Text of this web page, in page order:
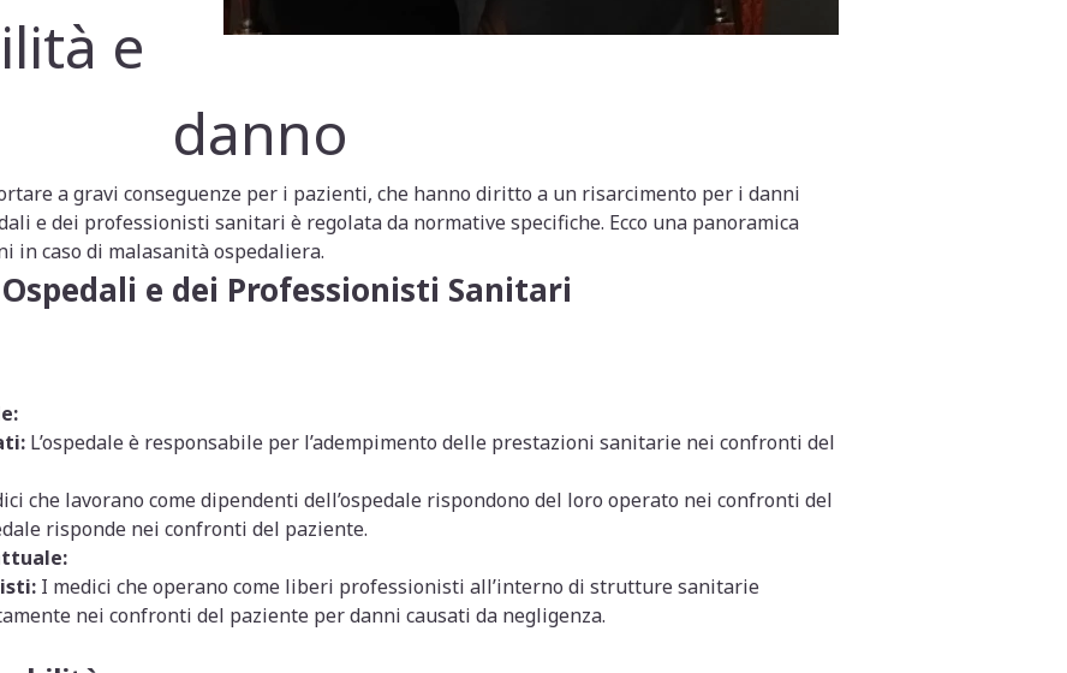
e
danno
a gravi conseguenze per i pazienti, che hanno diritto a un risarcimento per i danni
e dei professionisti sanitari è regolata da normative specifiche. Ecco una panoramica
in caso di malasanità ospedaliera.
e dei Professionisti Sanitari
L’ospedale è responsabile per l’adempimento delle prestazioni sanitarie nei confronti del
che lavorano come dipendenti dell’ospedale rispondono del loro operato nei confronti del
risponde nei confronti del paziente.
I medici che operano come liberi professionisti all’interno di strutture sanitarie
nei confronti del paziente per danni causati da negligenza.